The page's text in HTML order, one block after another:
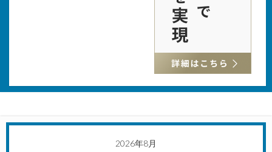
2026年8月